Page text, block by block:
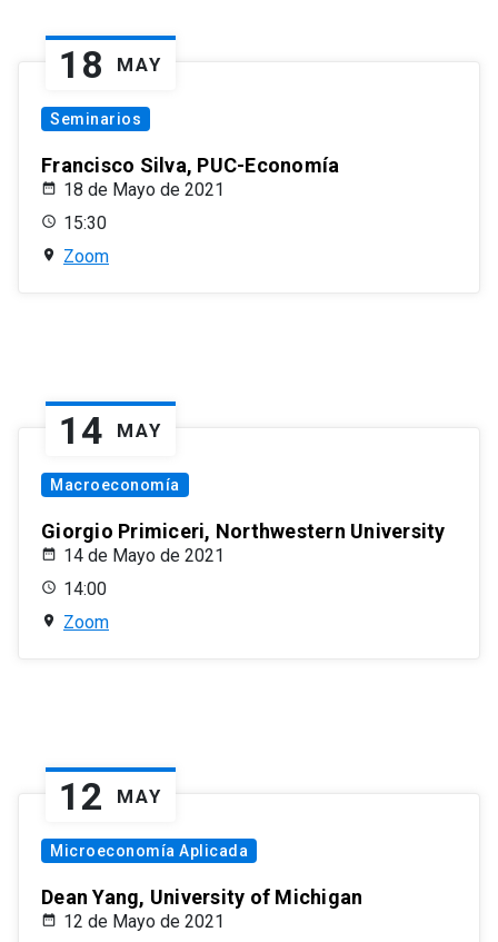
18 MAY
Seminarios
Francisco Silva, PUC-Economía
18 de Mayo de 2021
15:30
Zoom
14 MAY
Macroeconomía
Giorgio Primiceri, Northwestern University
14 de Mayo de 2021
14:00
Zoom
12 MAY
Microeconomía Aplicada
Dean Yang, University of Michigan
12 de Mayo de 2021